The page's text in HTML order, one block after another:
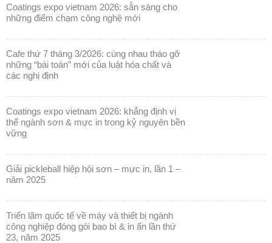
coatings expo vietnam 2026: sẵn sàng cho
những điểm chạm công nghệ mới
cafe thứ 7 tháng 3/2026: cùng nhau tháo gỡ
những “bài toán” mới của luật hóa chất và
các nghị định
coatings expo vietnam 2026: khẳng định vị
thế ngành sơn & mực in trong kỷ nguyên bền
vững
giải pickleball hiệp hội sơn – mực in, lần 1 –
năm 2025
triển lãm quốc tế về máy và thiết bị ngành
công nghiệp đóng gói bao bì & in ấn lần thứ
23, năm 2025